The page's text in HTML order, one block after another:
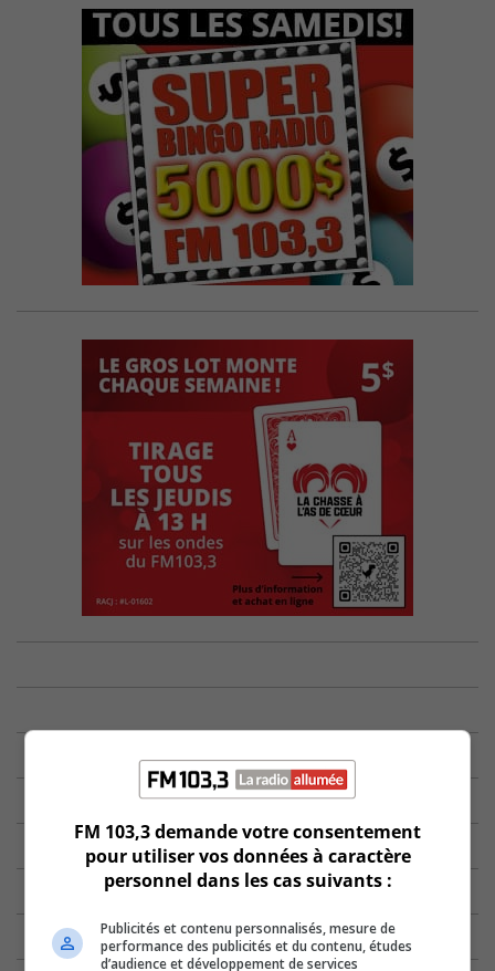
FM 103,3 demande votre consentement
pour utiliser vos données à caractère
personnel dans les cas suivants :
Publicités et contenu personnalisés, mesure de
performance des publicités et du contenu, études
d’audience et développement de services